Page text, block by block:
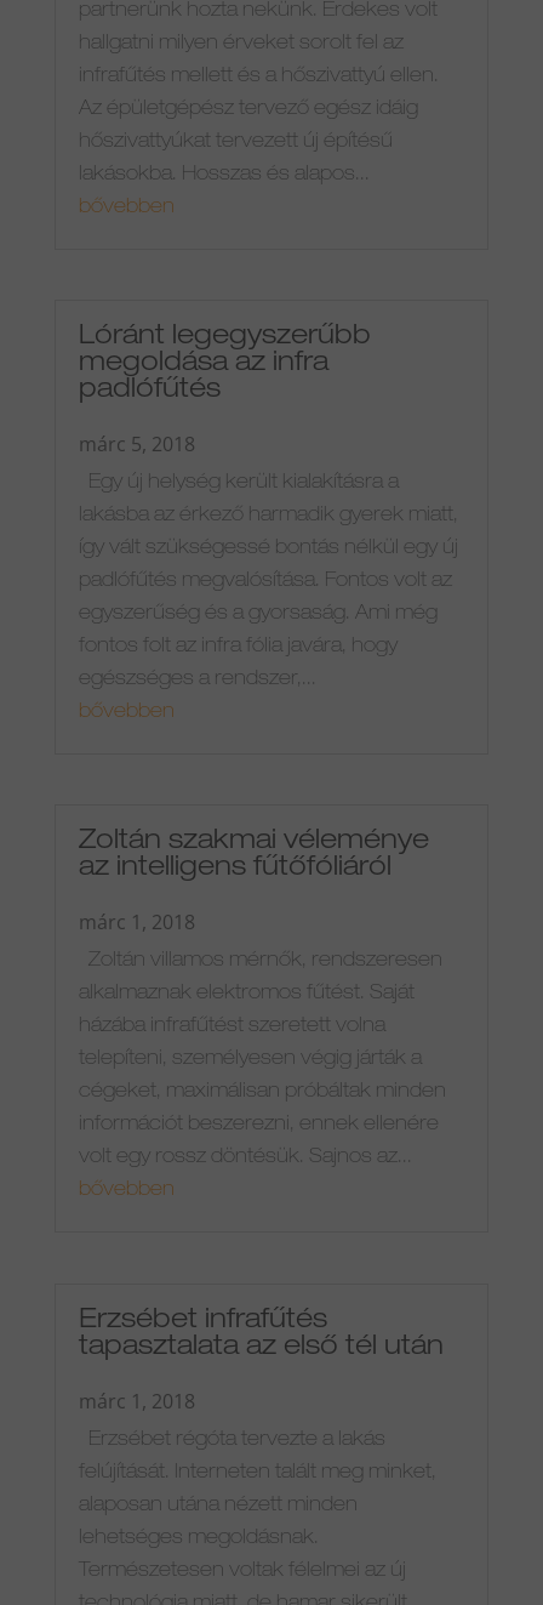
partnerünk hozta nekünk. Érdekes volt
hallgatni milyen érveket sorolt fel az
infrafűtés mellett és a hőszivattyú ellen.
Az épületgépész tervező egész idáig
hőszivattyúkat tervezett új építésű
lakásokba. Hosszas és alapos...
bővebben
Lóránt legegyszerűbb
megoldása az infra
padlófűtés
márc 5, 2018
Egy új helység került kialakításra a
lakásba az érkező harmadik gyerek miatt,
így vált szükségessé bontás nélkül egy új
padlófűtés megvalósítása. Fontos volt az
egyszerűség és a gyorsaság. Ami még
fontos folt az infra fólia javára, hogy
egészséges a rendszer,...
bővebben
Zoltán szakmai véleménye
az intelligens fűtőfóliáról
márc 1, 2018
Zoltán villamos mérnők, rendszeresen
alkalmaznak elektromos fűtést. Saját
házába infrafűtést szeretett volna
telepíteni, személyesen végig járták a
cégeket, maximálisan próbáltak minden
információt beszerezni, ennek ellenére
volt egy rossz döntésük. Sajnos az...
bővebben
Erzsébet infrafűtés
tapasztalata az első tél után
márc 1, 2018
Erzsébet régóta tervezte a lakás
felújítását. Interneten talált meg minket,
alaposan utána nézett minden
lehetséges megoldásnak.
Természetesen voltak félelmei az új